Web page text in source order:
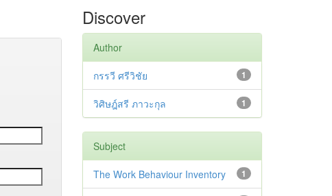
Discover
Author
1
กรรวี ศรีวิชัย
1
วิศิษฎ์สรี ภาวะกุล
Subject
1
The Work Behaviour Inventory